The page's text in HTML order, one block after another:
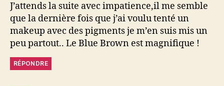
J’attends la suite avec impatience,il me semble
que la dernière fois que j’ai voulu tenté un
makeup avec des pigments je m’en suis mis un
peu partout.. Le Blue Brown est magnifique !
RÉPONDRE